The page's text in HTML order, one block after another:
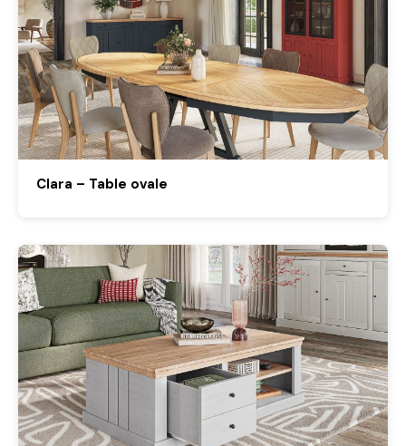
Clara – Table ovale